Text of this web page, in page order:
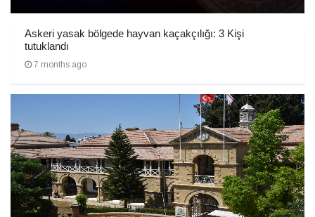
Askeri yasak bölgede hayvan kaçakçılığı: 3 Kişi
tutuklandı
7 months ago